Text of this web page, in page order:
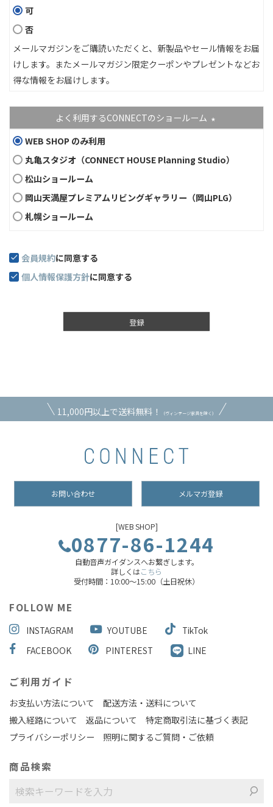
可
否
メールマガジンをご購読いただくと、新製品やセール情報をお届
けします。またメールマガジン限定クーポンやプレゼントなどお
得な情報をお届けします。
よく利用するCONNECTのショールーム
WEB SHOP のみ利用
丸亀スタジオ（CONNECT HOUSE Planning Studio）
松山ショールーム
岡山天満屋プレミアムリビングギャラリー（岡山PLG）
札幌ショールーム
会員規約に同意する
個人情報保護方針に同意する
登録
11,000円以上で送料無料！ （ヴィンテージ家具を除く）
お問い合わせ メルマガ登録
[WEB SHOP]
0877-86-1244
自動音声ガイダンスへお繋ぎします。
詳しくはこちら
受付時間：10:00～15:00（土日祝休）
FOLLOW ME
INSTAGRAM YOUTUBE
TikTok
FACEBOOK
PINTEREST LINE
ご利用ガイド
お支払い方法について
配送方法・送料について
搬入経路について
返品について
特定商取引法に基づく表記
プライバシーポリシー
照明に関するご質問・ご依頼
商品検索